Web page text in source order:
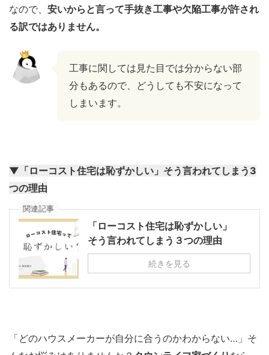
なので、 安いからと言って手抜き工事や欠陥工事が許され
る訳ではありません。
工事に関しては見た目では分からない部
分もあるので、どうしても不安になって
しまいます。
▼「ローコスト住宅は恥ずかしい」そう言われてしまう3
つの理由
関連記事
「ローコスト住宅は恥ずかしい」
そう言われてしまう３つの理由
続きを見る
「どのハウスメーカーが自分に合うのかわからない…」そ